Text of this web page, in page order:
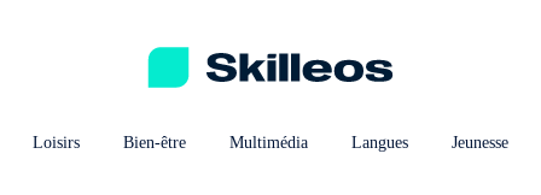
Loisirs Bien-être Multimédia Langues Jeunesse